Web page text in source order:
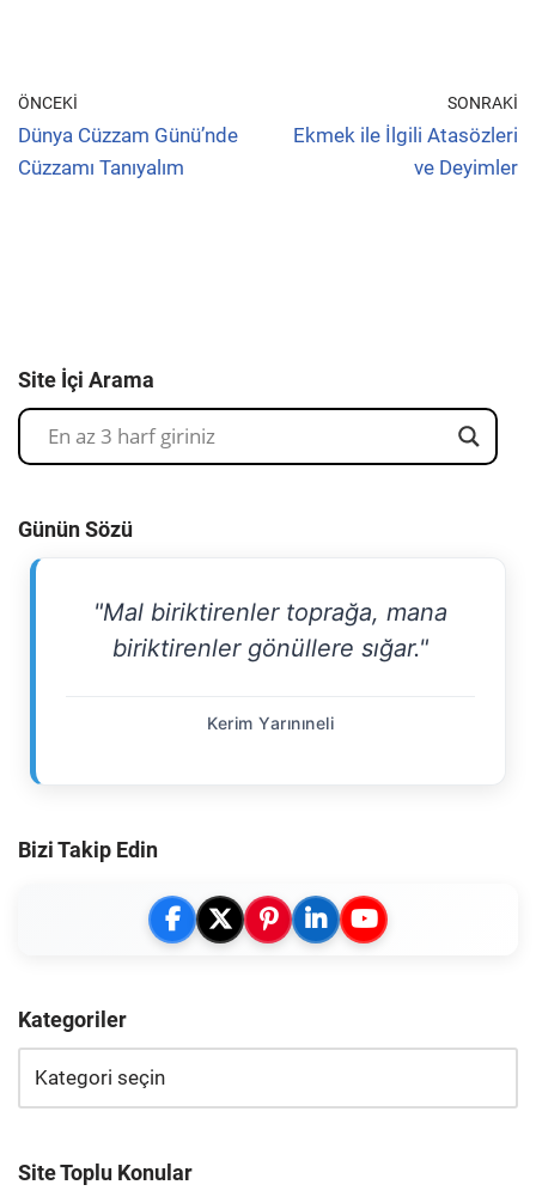
ÖNCEKI
Dünya Cüzzam Günü’nde
Cüzzamı Tanıyalım
SONRAKI
Ekmek ile İlgili Atasözleri
ve Deyimler
Site İçi Arama
Günün Sözü
"Mal biriktirenler toprağa, mana
biriktirenler gönüllere sığar."
Kerim Yarınıneli
Bizi Takip Edin
Kategoriler
Site Toplu Konular